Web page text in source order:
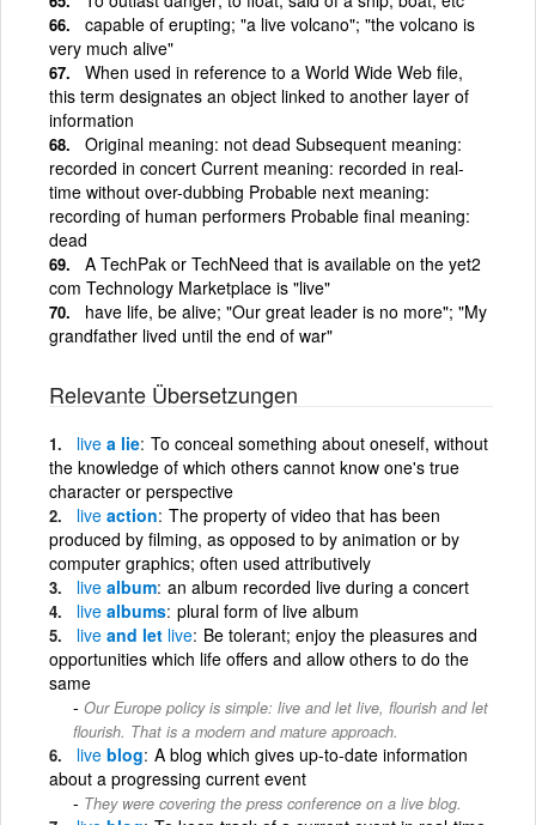
capable of erupting; "a live volcano"; "the volcano is
very much alive"
When used in reference to a World Wide Web file,
this term designates an object linked to another layer of
information
Original meaning: not dead Subsequent meaning:
recorded in concert Current meaning: recorded in real-
time without over-dubbing Probable next meaning:
recording of human performers Probable final meaning:
dead
A TechPak or TechNeed that is available on the yet2
com Technology Marketplace is "live"
have life, be alive; "Our great leader is no more"; "My
grandfather lived until the end of war"
Relevante Übersetzungen
live a lie To conceal something about oneself, without
the knowledge of which others cannot know one's true
character or perspective
live action The property of video that has been
produced by filming, as opposed to by animation or by
computer graphics; often used attributively
live album an album recorded live during a concert
live albums plural form of live album
live and let live Be tolerant; enjoy the pleasures and
opportunities which life offers and allow others to do the
same
Our Europe policy is simple: live and let live, flourish and let
flourish. That is a modern and mature approach.
live blog A blog which gives up-to-date information
about a progressing current event
They were covering the press conference on a live blog.